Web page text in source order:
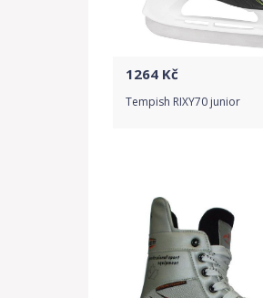
1264 Kč
Tempish RIXY70 junior
Detail produktu